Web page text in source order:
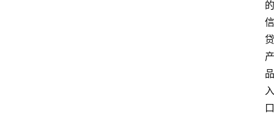
的
信
贷
产
品
入
口